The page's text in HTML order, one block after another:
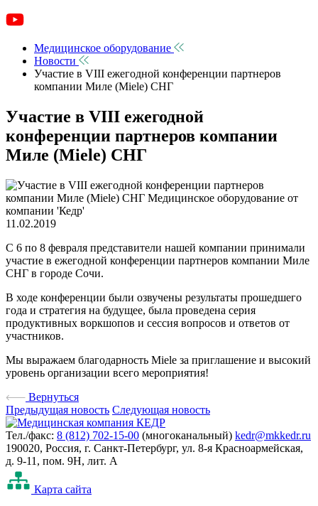
Медицинское оборудование
Новости
Участие в VIII ежегодной конференции партнеров
компании Миле (Miele) СНГ
Участие в VIII ежегодной
конференции партнеров компании
Миле (Miele) СНГ
11.02.2019
С 6 по 8 февраля представители нашей компании принимали
участие в ежегодной конференции партнеров компании Миле
СНГ в городе Сочи.
В ходе конференции были озвучены результаты прошедшего
года и стратегия на будущее, была проведена серия
продуктивных воркшопов и сессия вопросов и ответов от
участников.
Мы выражаем благодарность Miele за приглашение и высокий
уровень организации всего мероприятия!
Вернуться
Предыдущая новость Следующая новость
Тел./факс: 8 (812) 702-15-00 (многоканальный) kedr@mkkedr.ru
190020, Россия, г. Санкт-Петербург, ул. 8-я Красноармейская,
д. 9-11, пом. 9Н, лит. А
Карта сайта